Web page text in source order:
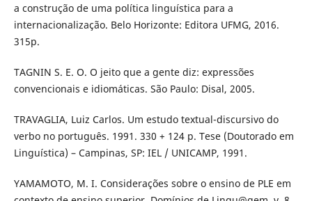
a construção de uma política linguística para a
internacionalização. Belo Horizonte: Editora UFMG, 2016.
315p.
TAGNIN S. E. O. O jeito que a gente diz: expressões
convencionais e idiomáticas. São Paulo: Disal, 2005.
TRAVAGLIA, Luiz Carlos. Um estudo textual-discursivo do
verbo no português. 1991. 330 + 124 p. Tese (Doutorado em
Linguística) – Campinas, SP: IEL / UNICAMP, 1991.
YAMAMOTO, M. I. Considerações sobre o ensino de PLE em